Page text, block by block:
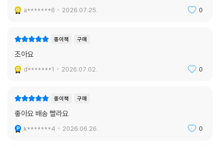
a*******6 2026.07.25. 0
종이책 구매
조아요
d*******1 2026.07.02. 0
종이책 구매
좋아요 배송 빨라요
k*******4 2026.06.26. 0